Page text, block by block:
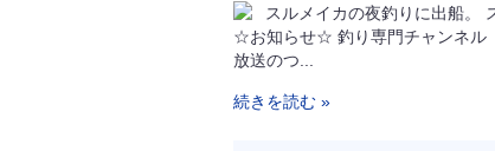
スルメイカの夜釣りに出船。
☆お知らせ☆ 釣り専門チャンネル
放送のつ...
続きを読む »